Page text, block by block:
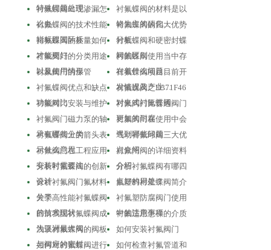
特殊问题处理
衬氟蝶阀出现渗漏怎
么办
衬氟蝶阀的材料是以
铬为主的碳化…
衬氟蝶阀的技术性能
指标跟国际标…
衬氟蝶阀的四大优势
分析
衬氟蝶阀的质量如何
才能更好
衬氟蝶阀和硬密封蝶
阀的区别
衬氟阀门的分类用途
以及使用情形
衬氟蝶阀使用当中存
在着什么问题…
衬氟阀门的保管
衬氟蝶阀项目目前开
发情况及产业…
衬氟蝶阀优点和缺点
功能对比
衬氟蝶阀之D371F46
对夹式衬氟蝶阀…
衬氟阀门安装与维护
衬氟阀门比普通阀门
更加的耐腐
衬氟阀门磁力泵的轴
承有哪些分类
衬氟阀门在使用中会
遇到哪些问题
衬氟蝶阀上的箭头表
示什么意思
气动衬氟球阀三大优
点介绍
衬氟阀门在工程应用
安装时需要注…
衬氟闸阀的详细资料
介绍
分析衬氟蝶阀的创新
设计
分析衬氟蝶阀有哪四
点好的用处？
分析衬氟阀门氟材料
分类
氟塑料衬里蝶阀简介
关于高性能衬氟蝶阀
的技术现状
衬氟塑防腐阀门使用
中的注意事项
目前我国衬氟蝶阀成
为亚洲最大阀…
衬氟适用怎样的介质
浅谈衬氟蝶阀的阀板
与阀座的密封…
如何安装衬氟阀门
如何对衬氟蝶阀进行
如何检查衬氟管道和